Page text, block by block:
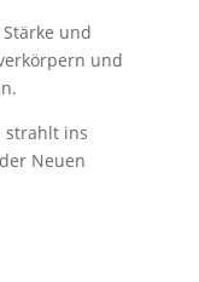
und
und
strahlt ins
Neuen